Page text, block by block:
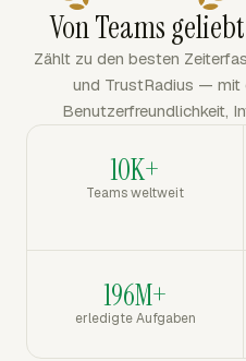
Von Teams
Zählt zu den besten
und TrustRadius — mit
Benutzerfreundlichkeit,
10K+
Teams weltweit
196M+
erledigte Aufgaben